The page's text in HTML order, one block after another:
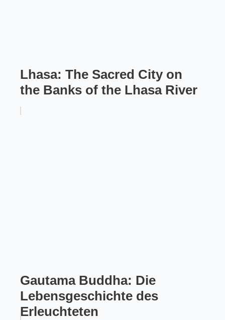
Lhasa: The Sacred City on
the Banks of the Lhasa River
Gautama Buddha: Die
Lebensgeschichte des
Erleuchteten